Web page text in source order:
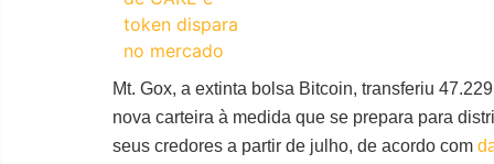
Mt. Gox, a extinta bolsa Bitcoin, transferiu
nova carteira à medida que se prepara para
seus credores a partir de julho, de acordo com